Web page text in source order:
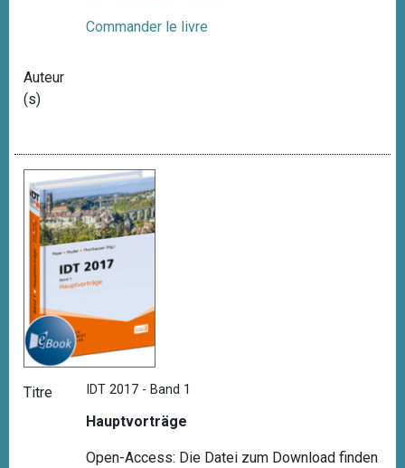
Commander le livre
Auteur
(s)
Titre IDT 2017 - Band 1
Hauptvorträge
Open-Access: Die Datei zum Download finden